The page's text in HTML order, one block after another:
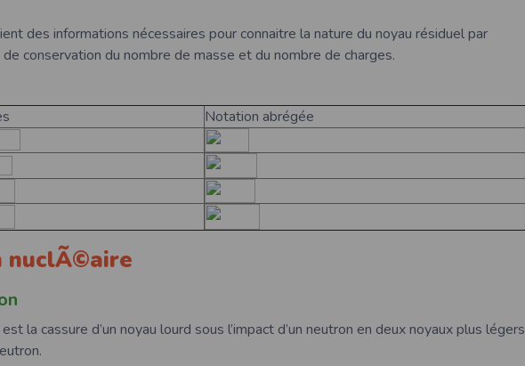
des informations nécessaires pour connaitre la nature du noyau résiduel par
conservation du nombre de masse et du nombre de charges.
Notation abrégée
nuclÃ©aire
la cassure d’un noyau lourd sous l’impact d’un neutron en deux noyaux plus légers